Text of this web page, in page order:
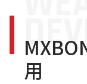
MXBON®五
用